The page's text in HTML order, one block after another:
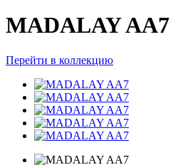
MADALAY AA7
Перейти в коллекцию